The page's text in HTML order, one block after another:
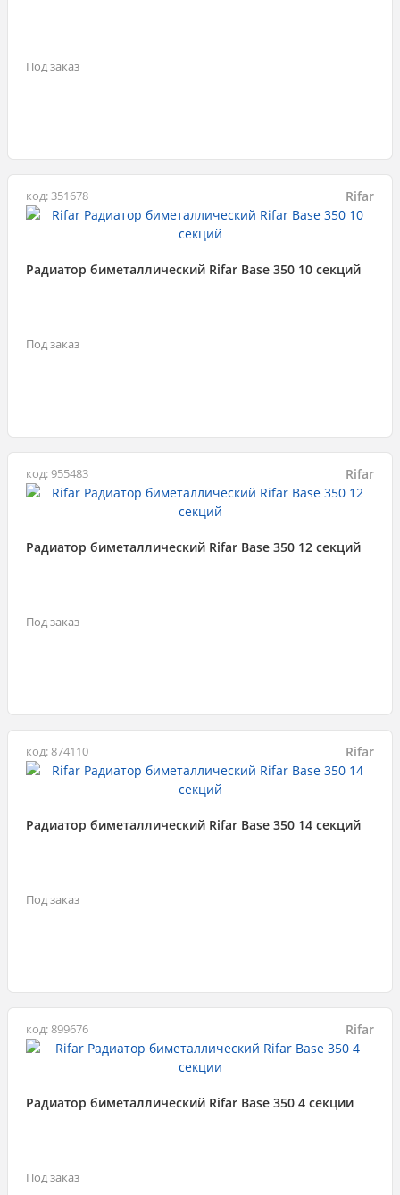
Под заказ
код: 351678 Rifar
Радиатор биметаллический Rifar Base 350 10 секций
Под заказ
код: 955483 Rifar
Радиатор биметаллический Rifar Base 350 12 секций
Под заказ
код: 874110 Rifar
Радиатор биметаллический Rifar Base 350 14 секций
Под заказ
код: 899676 Rifar
Радиатор биметаллический Rifar Base 350 4 секции
Под заказ